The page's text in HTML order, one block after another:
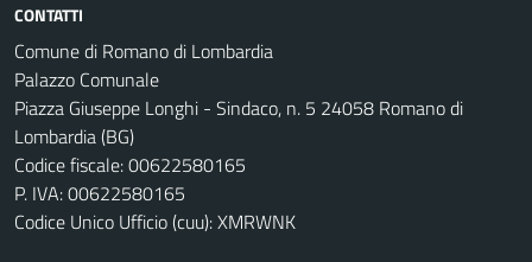
CONTATTI
Comune di Romano di Lombardia
Palazzo Comunale
Piazza Giuseppe Longhi - Sindaco, n. 5 24058 Romano di
Lombardia (BG)
Codice fiscale: 00622580165
P. IVA: 00622580165
Codice Unico Ufficio (cuu): XMRWNK